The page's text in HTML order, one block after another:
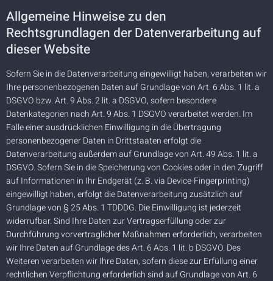
Allgemeine Hinweise zu den
Rechtsgrundlagen der Datenverarbeitung auf
dieser Website
Sofern Sie in die Datenverarbeitung eingewilligt haben, verarbeiten wir
Ihre personenbezogenen Daten auf Grundlage von Art. 6 Abs. 1 lit. a
DSGVO bzw. Art. 9 Abs. 2 lit. a DSGVO, sofern besondere
Datenkategorien nach Art. 9 Abs. 1 DSGVO verarbeitet werden. Im
Falle einer ausdrücklichen Einwilligung in die Übertragung
personenbezogener Daten in Drittstaaten erfolgt die
Datenverarbeitung außerdem auf Grundlage von Art. 49 Abs. 1 lit. a
DSGVO. Sofern Sie in die Speicherung von Cookies oder in den Zugriff
auf Informationen in Ihr Endgerät (z. B. via Device-Fingerprinting)
eingewilligt haben, erfolgt die Datenverarbeitung zusätzlich auf
Grundlage von § 25 Abs. 1 TDDDG. Die Einwilligung ist jederzeit
widerrufbar. Sind Ihre Daten zur Vertragserfüllung oder zur
Durchführung vorvertraglicher Maßnahmen erforderlich, verarbeiten
wir Ihre Daten auf Grundlage des Art. 6 Abs. 1 lit. b DSGVO. Des
Weiteren verarbeiten wir Ihre Daten, sofern diese zur Erfüllung einer
rechtlichen Verpflichtung erforderlich sind auf Grundlage von Art. 6